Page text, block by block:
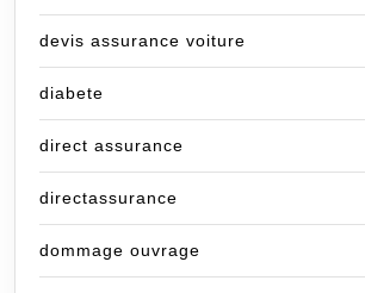
devis assurance voiture
diabete
direct assurance
directassurance
dommage ouvrage